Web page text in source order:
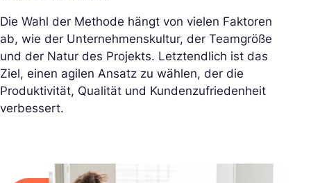
Die Wahl der Methode hängt von vielen Faktoren
ab, wie der Unternehmenskultur, der Teamgröße
und der Natur des Projekts. Letztendlich ist das
Ziel, einen agilen Ansatz zu wählen, der die
Produktivität, Qualität und Kundenzufriedenheit
verbessert.